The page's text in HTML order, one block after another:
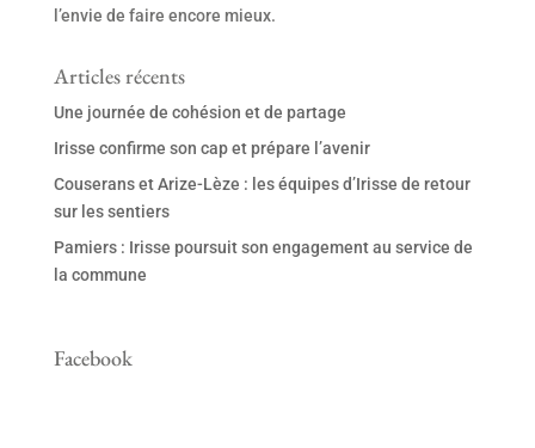
l’envie de faire encore mieux.
Articles récents
Une journée de cohésion et de partage
Irisse confirme son cap et prépare l’avenir
Couserans et Arize-Lèze : les équipes d’Irisse de retour
sur les sentiers
Pamiers : Irisse poursuit son engagement au service de
la commune
Facebook